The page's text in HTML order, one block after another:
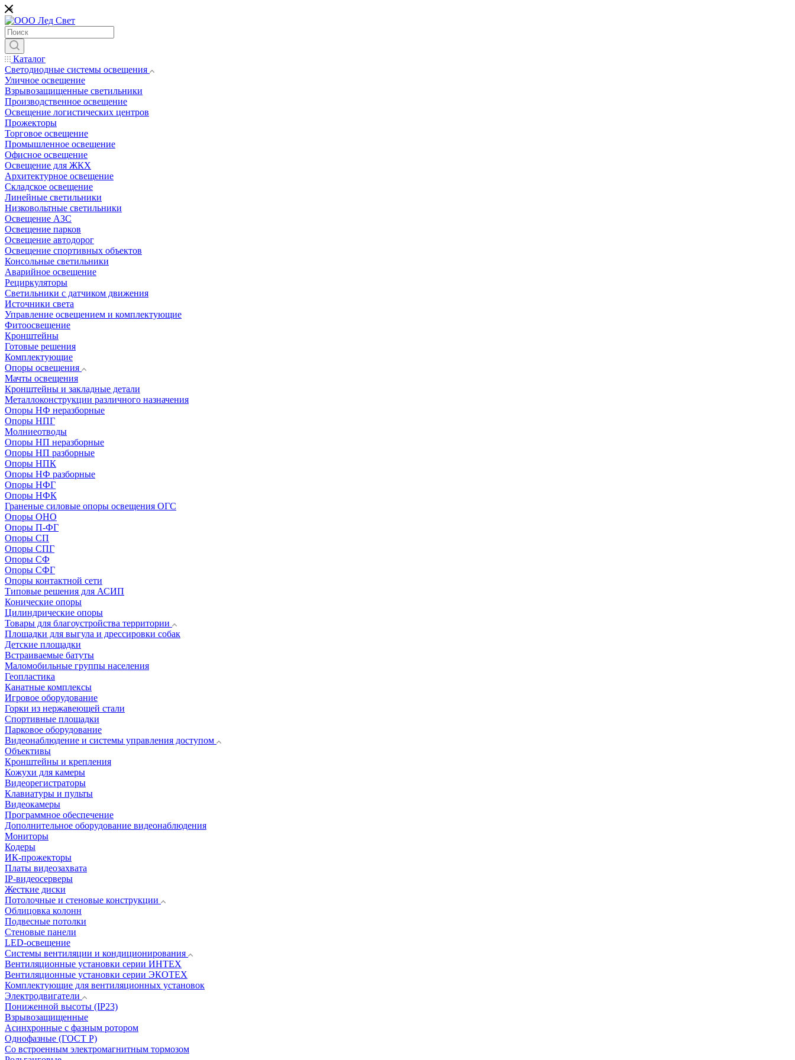
Каталог
Светодиодные системы освещения
Уличное освещение
Взрывозащищенные светильники
Производственное освещение
Освещение логистических центров
Прожекторы
Торговое освещение
Промышленное освещение
Офисное освещение
Освещение для ЖКХ
Архитектурное освещение
Складское освещение
Линейные светильники
Низковольтные светильники
Освещение АЗС
Освещение парков
Освещение автодорог
Освещение спортивных объектов
Консольные светильники
Аварийное освещение
Рециркуляторы
Светильники с датчиком движения
Источники света
Управление освещением и комплектующие
Фитоосвещение
Кронштейны
Готовые решения
Комплектующие
Опоры освещения
Мачты освещения
Кронштейны и закладные детали
Металлоконструкции различного назначения
Опоры НФ неразборные
Опоры НПГ
Молниеотводы
Опоры НП неразборные
Опоры НП разборные
Опоры НПК
Опоры НФ разборные
Опоры НФГ
Опоры НФК
Граненые силовые опоры освещения ОГС
Опоры ОНО
Опоры П-ФГ
Опоры СП
Опоры СПГ
Опоры СФ
Опоры СФГ
Опоры контактной сети
Типовые решения для АСИП
Конические опоры
Цилиндрические опоры
Товары для благоустройства территории
Площадки для выгула и дрессировки собак
Детские площадки
Встраиваемые батуты
Маломобильные группы населения
Геопластика
Канатные комплексы
Игровое оборудование
Горки из нержавеющей стали
Спортивные площадки
Парковое оборудование
Видеонаблюдение и системы управления доступом
Объективы
Кронштейны и крепления
Кожухи для камеры
Видеорегистраторы
Клавиатуры и пульты
Видеокамеры
Программное обеспечение
Дополнительное оборудование видеонаблюдения
Мониторы
Кодеры
ИК-прожекторы
Платы видеозахвата
IP-видеосерверы
Жесткие диски
Потолочные и стеновые конструкции
Облицовка колонн
Подвесные потолки
Стеновые панели
LED-освещение
Системы вентиляции и кондиционирования
Вентиляционные установки серии ИНТЕХ
Вентиляционные установки серии ЭКОТЕХ
Комплектующие для вентиляционных установок
Электродвигатели
Пониженной высоты (IP23)
Взрывозащищенные
Асинхронные с фазным ротором
Однофазные (ГОСТ Р)
Со встроенным электромагнитным тормозом
*